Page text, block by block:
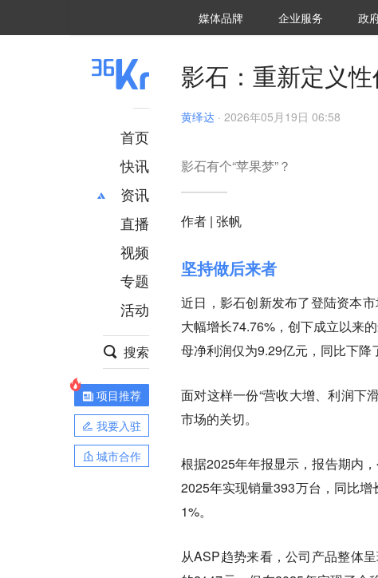
媒体品牌 36Kr研究院
企业服务 城
政
首页
快讯
资讯
推荐
财经
项目推荐
安徽
直播
视频
专题
活动
搜索
项目推荐
我要入驻
城市合作
影石：重新定义
黄绎达 · 2026年05月19日 06:58
影石有个“苹果梦”？
作者 | 张帆
坚持做后来者
近日，影石创新发布了登陆资本
大幅增长74.76%，创下成立以来
母净利润仅为9.29亿元，同比下降
面对这样一份“营收大增、利润下
市场的关切。
根据2025年年报显示，报告期内
2025年实现销量393万台，同比
1%。
从ASP趋势来看，公司产品整体